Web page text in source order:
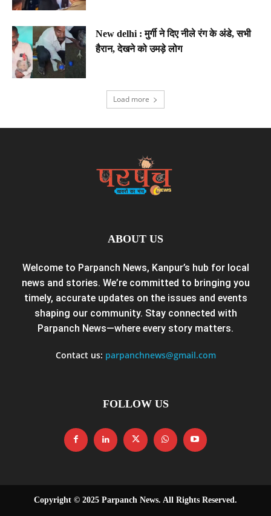
New delhi : मुर्गी ने दिए नीले रंग के अंडे, सभी
हैरान, देखने को उमड़े लोग
Load more
ABOUT US
Welcome to Parpanch News, Kanpur’s hub for local
news and stories. We’re committed to bringing you
timely, accurate updates on the issues and events
shaping our community. Stay connected with
Parpanch News—where every story matters.
Contact us: parpanchnews@gmail.com
FOLLOW US
Copyright © 2025 Parpanch News. All Rights Reserved.